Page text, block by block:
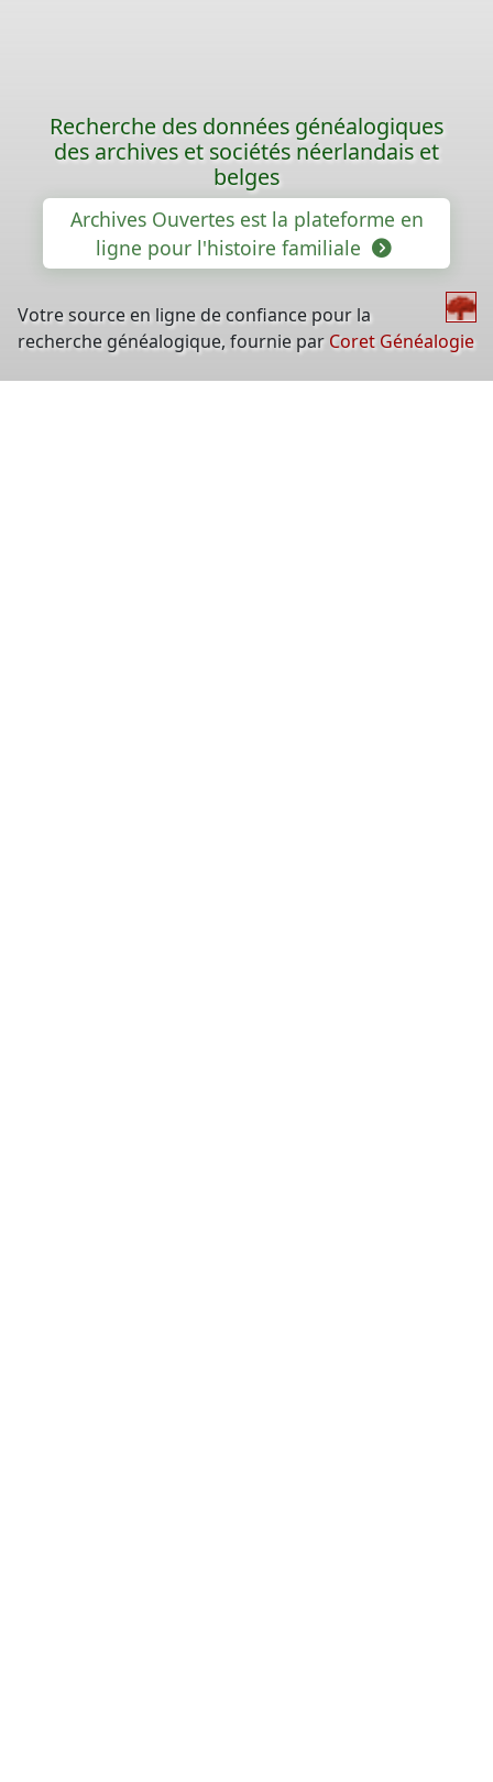
Recherche des données généalogiques
des archives et sociétés néerlandais et
belges
Archives Ouvertes est la plateforme en
ligne pour l'histoire familiale
Votre source en ligne de confiance pour la
recherche généalogique, fournie par Coret Généalogie